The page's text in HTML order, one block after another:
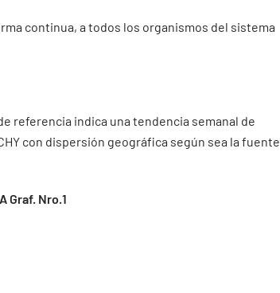
continua, a todos los organismos del sistema
referencia indica una tendencia semanal de
con dispersión geográfica según sea la fuente
Graf. Nro.1